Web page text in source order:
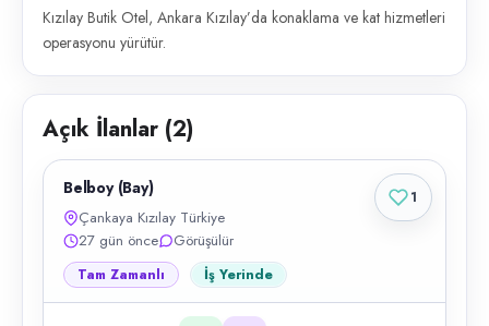
Kızılay Butik Otel, Ankara Kızılay’da konaklama ve kat hizmetleri
operasyonu yürütür.
Açık İlanlar (2)
Belboy (Bay)
Çankaya Kızılay Türkiye
27 gün önce
Görüşülür
Tam Zamanlı İş Yerinde
1